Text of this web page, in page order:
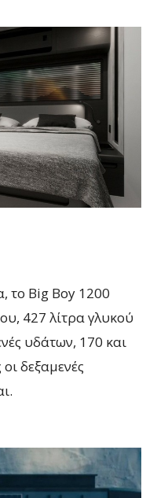
το Big Boy 1200
427 λίτρα γλυκού
υδάτων, 170 και
δεξαμενές